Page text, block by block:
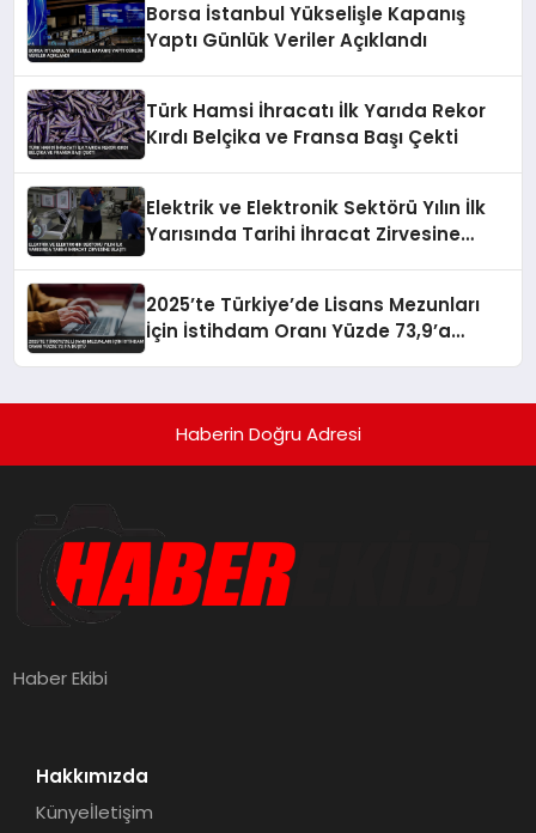
Borsa İstanbul Yükselişle Kapanış
Yaptı Günlük Veriler Açıklandı
Türk Hamsi İhracatı İlk Yarıda Rekor
Kırdı Belçika ve Fransa Başı Çekti
Elektrik ve Elektronik Sektörü Yılın İlk
Yarısında Tarihi İhracat Zirvesine
2025’te Türkiye’de Lisans Mezunları
İçin İstihdam Oranı Yüzde 73,9’a
Haberin Doğru Adresi
Haber Ekibi
Hakkımızda
Künyeİletişim